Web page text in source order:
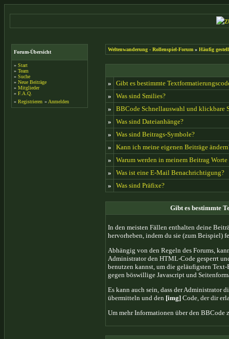
Forum-Übersicht
» Start
» Team
» Suche
» Neue Beiträge
» Mitglieder
» F.A.Q.
» Registrieren » Anmelden
Weltenwanderung - Rollenspiel-Forum » Häufig
»
Gibt es bestimmte
»
Was sind Smilies?
»
BBCode Schnellauswahl und klickbare
»
Was sind Dateianhänge?
»
Was sind Beitrags-Symbole?
»
Kann ich meine eigenen Beiträge
»
Warum werden in meinem Beitrag Worte
»
Was ist eine E-Mail Benachrichtigung?
»
Was sind Präfixe?
Gibt es bestimmte
In den meisten Fällen enthalten deine
hervorheben, indem du sie (zum Beispiel)
Abhängig von den Regeln des Forums,
Administrator den HTML-Code gesperrt
benutzen kannst, um die geläufigsten
gegen böswillige Javascript und
Es kann auch sein, dass der Administrator
übermitteln und den [img] Code, der dir
Um mehr Informationen über den BBCode